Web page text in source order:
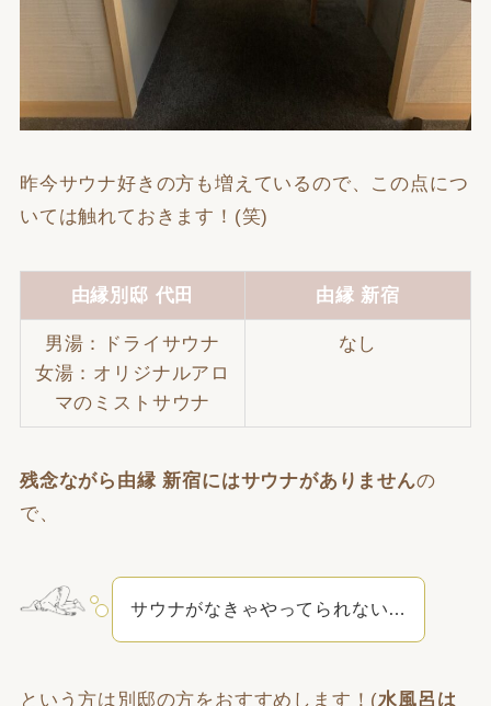
昨今サウナ好きの方も増えているので、この点につ
いては触れておきます！(笑)
由縁別邸 代田 由縁 新宿
男湯：ドライサウナ
女湯：オリジナルアロ
マのミストサウナ
なし
残念ながら由縁 新宿にはサウナがありませんの
で、
サウナがなきゃやってられない…
という方は別邸の方をおすすめします！(水風呂は